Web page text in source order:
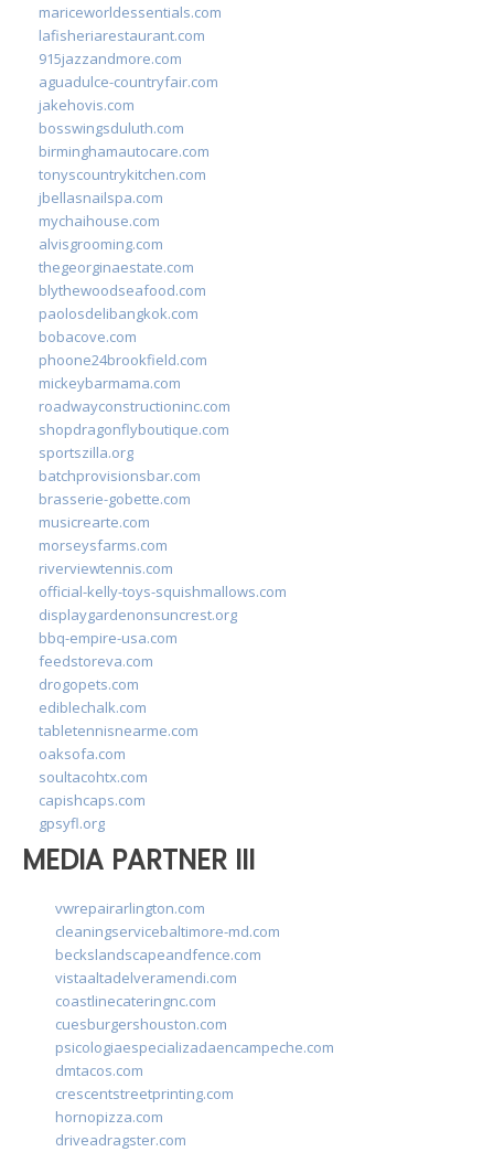
mariceworldessentials.com
lafisheriarestaurant.com
915jazzandmore.com
aguadulce-countryfair.com
jakehovis.com
bosswingsduluth.com
birminghamautocare.com
tonyscountrykitchen.com
jbellasnailspa.com
mychaihouse.com
alvisgrooming.com
thegeorginaestate.com
blythewoodseafood.com
paolosdelibangkok.com
bobacove.com
phoone24brookfield.com
mickeybarmama.com
roadwayconstructioninc.com
shopdragonflyboutique.com
sportszilla.org
batchprovisionsbar.com
brasserie-gobette.com
musicrearte.com
morseysfarms.com
riverviewtennis.com
official-kelly-toys-squishmallows.com
displaygardenonsuncrest.org
bbq-empire-usa.com
feedstoreva.com
drogopets.com
ediblechalk.com
tabletennisnearme.com
oaksofa.com
soultacohtx.com
capishcaps.com
gpsyfl.org
MEDIA PARTNER III
vwrepairarlington.com
cleaningservicebaltimore-md.com
beckslandscapeandfence.com
vistaaltadelveramendi.com
coastlinecateringnc.com
cuesburgershouston.com
psicologiaespecializadaencampeche.com
dmtacos.com
crescentstreetprinting.com
hornopizza.com
driveadragster.com